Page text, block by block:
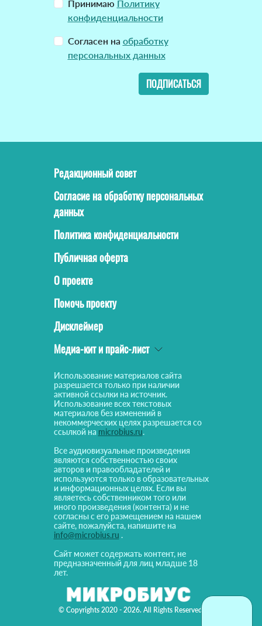
Принимаю Политику
конфиденциальности
Согласен на обработку
персональных данных
ПОДПИСАТЬСЯ
© Copyrights 2020 - 2026. All Rights Reserved!
Редакционный совет
Согласие на обработку персональных
данных
Политика конфиденциальности
Публичная оферта
О проекте
Помочь проекту
Дисклеймер
Медиа-кит и прайс-лист
Использование материалов сайта
разрешается только при наличии
активной ссылки на источник.
Использование всех текстовых
материалов без изменений в
некоммерческих целях разрешается со
ссылкой на microbius.ru.
Все аудиовизуальные произведения
являются собственностью своих
авторов и правообладателей и
используются только в образовательных
и информационных целях. Если вы
являетесь собственником того или
иного произведения (контента) и не
согласны с его размещением на нашем
сайте, пожалуйста, напишите на
info@microbius.ru .
Сайт может содержать контент, не
предназначенный для лиц младше 18
лет.